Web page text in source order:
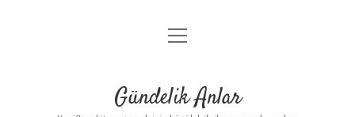
Anasayfa
menüyü
Gündelik Anlar